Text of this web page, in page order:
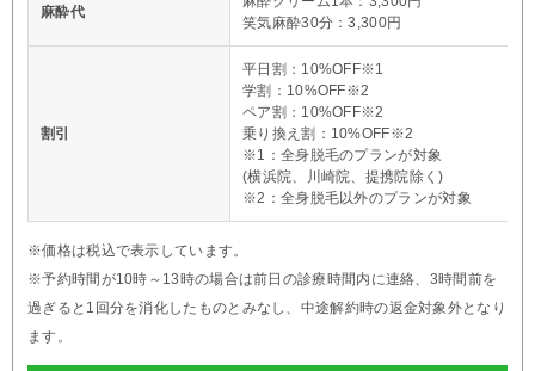
麻酔代
笑気麻酔30分：3,300円
割引
平日割：10%OFF※1
学割：10%OFF※2
ペア割：10%OFF※2
乗り換え割：10%OFF※2
※1：全身脱毛のプランが対象
(横浜院、川崎院、提携院除く)
※2：全身脱毛以外のプランが対象
※価格は税込で表示しています。
※予約時間が10時～13時の場合は前日の診療時間内に連絡、3時間前を
過ぎると1回分を消化したものとみなし、中途解約時の返金対象外となり
ます。